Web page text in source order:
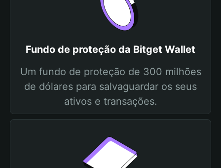
Fundo de proteção da Bitget Wallet
Um fundo de proteção de 300 milhões
de dólares para salvaguardar os seus
ativos e transações.